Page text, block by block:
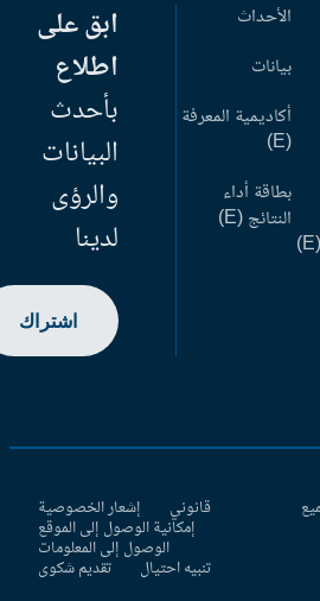
الأحداث
بيانات
أكاديمية المعرفة
بطاقة أداء
النتائج (E)
ابق على
اطلاع
بأحدث
البيانات
والرؤى
لدينا
اشتراك
قانوني إشعار الخصوصية
إمكانية الوصول إلى الموقع
الوصول إلى المعلومات
تنبيه احتيال تقديم شكوى